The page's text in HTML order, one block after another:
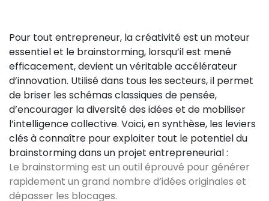
Pour tout entrepreneur, la créativité est un moteur
essentiel et le brainstorming, lorsqu’il est mené
efficacement, devient un véritable accélérateur
d’innovation. Utilisé dans tous les secteurs, il permet
de briser les schémas classiques de pensée,
d’encourager la diversité des idées et de mobiliser
l’intelligence collective. Voici, en synthèse, les leviers
clés à connaître pour exploiter tout le potentiel du
brainstorming dans un projet entrepreneurial :
Le brainstorming est un outil éprouvé pour générer
rapidement un grand nombre d’idées originales et
dépasser les blocages.